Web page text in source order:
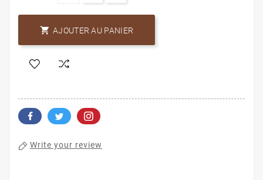
 AJOUTER AU PANIER
Write your review